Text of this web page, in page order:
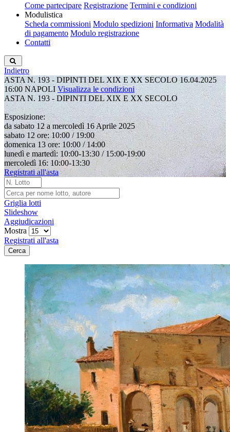
Come partecipare Registrazione Termini e condizioni
Modulistica
Scheda commissioni Modulo spedizioni Informativa Modalità
di pagamento Modulo registrazione
Contatti
Indietro
ASTA N. 193 - DIPINTI DEL XIX E XX SECOLO 16.04.2025
16:00 NAPOLI Visualizza le condizioni
ASTA N. 193 - DIPINTI DEL XIX E XX SECOLO
Esposizione:
da sabato 12 a mercoledì 16 Aprile 2025
sabato 12 ore: 10:00 / 19:00
domenica 13 ore: 10:00 / 14:00
lunedì e martedì: 10:00-13:30 / 15:00-19:00
mercoledì 16: 10:00-13:30
Registrati all'asta
Griglia lotti
Slideshow
Aggiudicazioni
Mostra
Registrati all'asta